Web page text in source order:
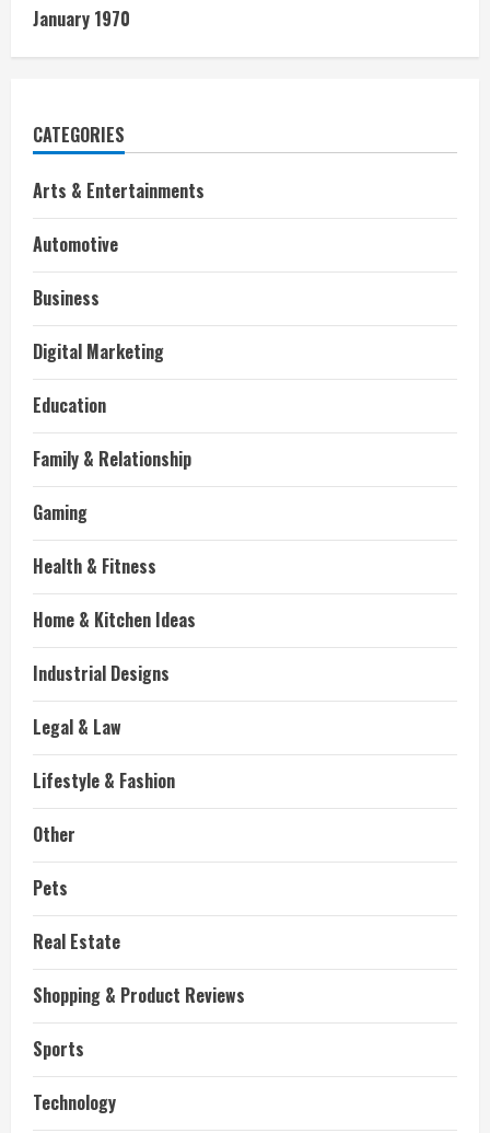
January 1970
CATEGORIES
Arts & Entertainments
Automotive
Business
Digital Marketing
Education
Family & Relationship
Gaming
Health & Fitness
Home & Kitchen Ideas
Industrial Designs
Legal & Law
Lifestyle & Fashion
Other
Pets
Real Estate
Shopping & Product Reviews
Sports
Technology